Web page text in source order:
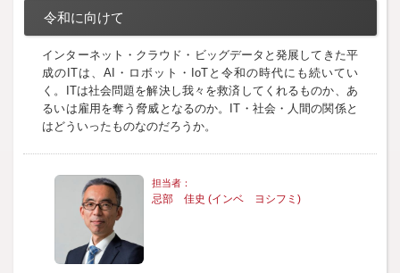
令和に向けて
インターネット・クラウド・ビッグデータと発展してきた平
成のITは、AI・ロボット・IoTと令和の時代にも続いてい
く。ITは社会問題を解決し我々を救済してくれるものか、あ
るいは雇用を奪う脅威となるのか。IT・社会・人間の関係と
はどういったものなのだろうか。
忌部 佳史 (インベ ヨシフミ)